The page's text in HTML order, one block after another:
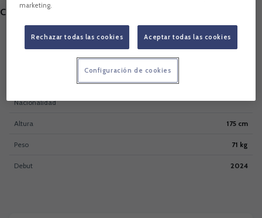
CENTROCAMPISTA
Nacimiento
Nacionalidad
Altura 175 cm
Peso 71 kg
Debut 2024
marketing.
Rechazar todas las cookies Aceptar todas las cookies
Configuración de cookies